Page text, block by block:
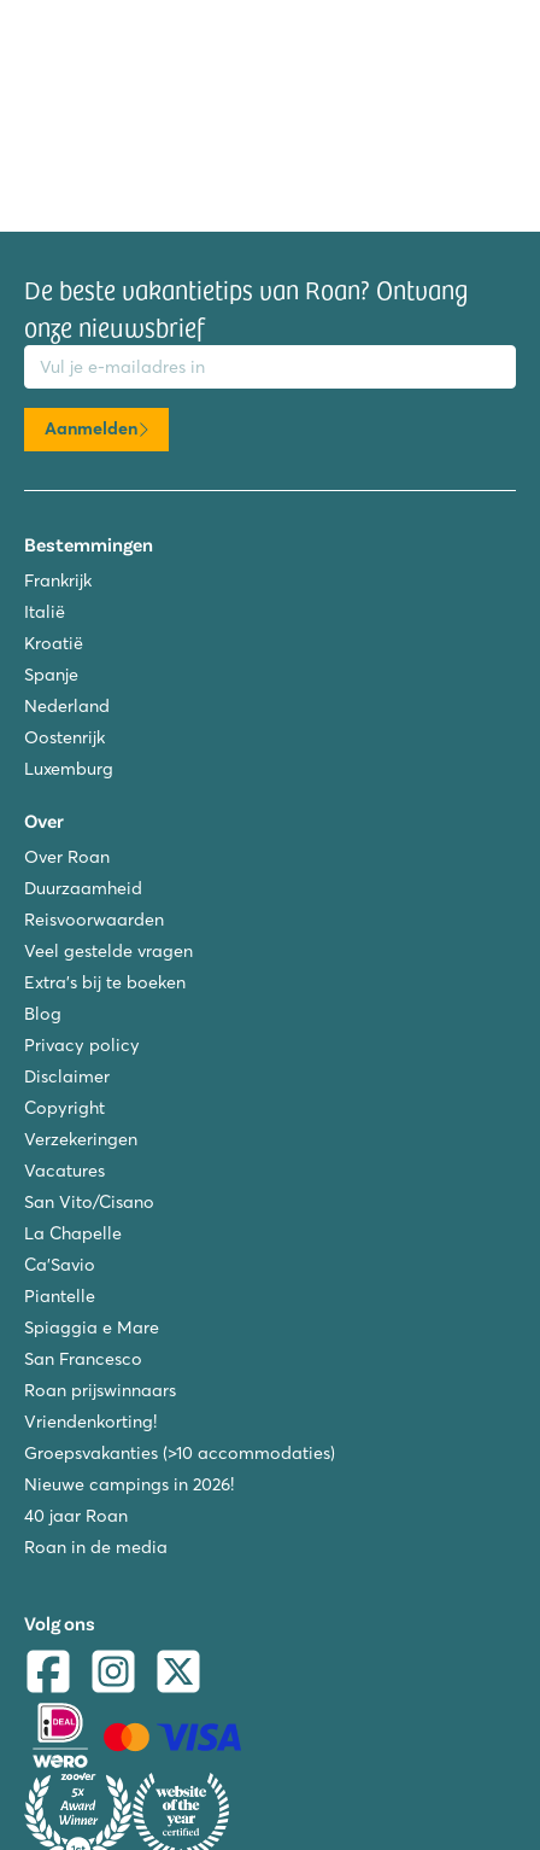
De beste vakantietips van Roan? Ontvang
onze nieuwsbrief
Aanmelden
Bestemmingen
Frankrijk
Italië
Kroatië
Spanje
Nederland
Oostenrijk
Luxemburg
Over
Over Roan
Duurzaamheid
Reisvoorwaarden
Veel gestelde vragen
Extra's bij te boeken
Blog
Privacy policy
Disclaimer
Copyright
Verzekeringen
Vacatures
San Vito/Cisano
La Chapelle
Ca'Savio
Piantelle
Spiaggia e Mare
San Francesco
Roan prijswinnaars
Vriendenkorting!
Groepsvakanties (>10 accommodaties)
Nieuwe campings in 2026!
40 jaar Roan
Roan in de media
Volg ons